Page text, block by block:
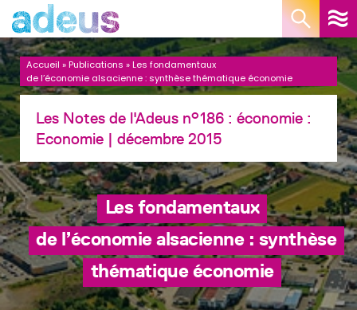
Accueil »Publications »Les fondamentaux
de l’économie alsacienne : synthèse thématique économie
Les Notes de l'Adeus n°186 : économie :
Economie | décembre 2015
Les fondamentaux
de l’économie alsacienne : synthèse
thématique économie
Panneau de gestion des cookies